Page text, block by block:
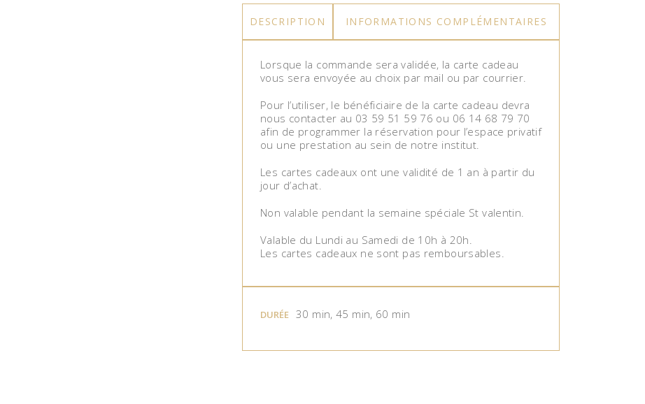
DESCRIPTION INFORMATIONS COMPLÉMENTAIRES
Lorsque la commande sera validée, la carte cadeau
vous sera envoyée au choix par mail ou par courrier.
Pour l’utiliser, le bénéficiaire de la carte cadeau devra
nous contacter au 03 59 51 59 76 ou 06 14 68 79 70
afin de programmer la réservation pour l’espace privatif
ou une prestation au sein de notre institut.
Les cartes cadeaux ont une validité de 1 an à partir du
jour d’achat.
Non valable pendant la semaine spéciale St valentin.
Valable du Lundi au Samedi de 10h à 20h.
Les cartes cadeaux ne sont pas remboursables.
DURÉE 30 min, 45 min, 60 min